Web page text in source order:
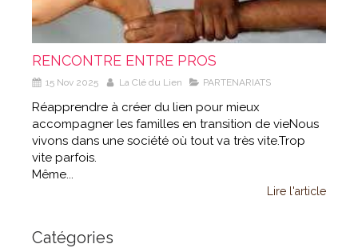
RENCONTRE ENTRE PROS
15 Nov 2025 La Clé du Lien PARTENARIATS
Réapprendre à créer du lien pour mieux
accompagner les familles en transition de vieNous
vivons dans une société où tout va très vite.Trop
vite parfois.
Même...
Lire l'article
Catégories